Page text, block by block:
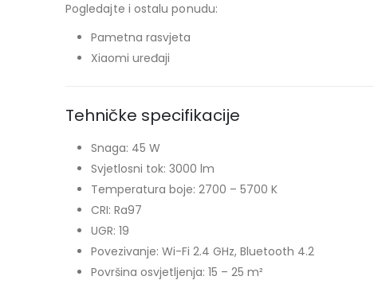
Pogledajte i ostalu ponudu:
Pametna rasvjeta
Xiaomi uređaji
Tehničke specifikacije
Snaga: 45 W
Svjetlosni tok: 3000 lm
Temperatura boje: 2700 – 5700 K
CRI: Ra97
UGR: 19
Povezivanje: Wi-Fi 2.4 GHz, Bluetooth 4.2
Površina osvjetljenja: 15 – 25 m²